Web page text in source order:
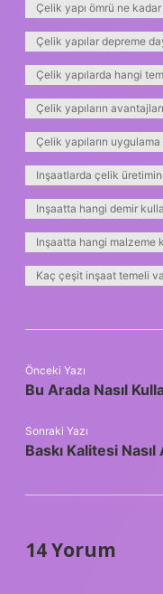
Çelik yapı ömrü ne kadar
Çelik yapılar depreme
Çelik yapılarda hangi
Çelik yapıların
Çelik yapıların
Inşaatlarda çelik
Inşaatta hangi demir
Inşaatta hangi malzeme
Kaç çeşit inşaat temeli
Önceki Yazı
Bu Arada Nasıl
Sonraki Yazı
Baskı Kalitesi Nasıl
14 Yorum